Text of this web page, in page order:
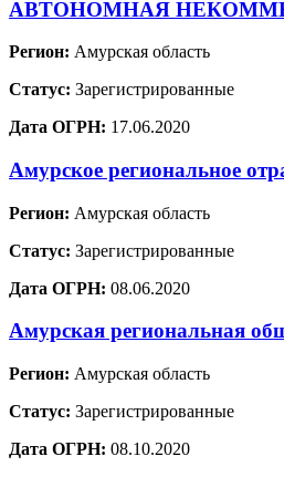
АВТОНОМНАЯ
Регион: Амурская область
Статус: Зарегистрированные
Дата ОГРН: 17.06.2020
Амурское региональное
Регион: Амурская область
Статус: Зарегистрированные
Дата ОГРН: 08.06.2020
Амурская региональная
Регион: Амурская область
Статус: Зарегистрированные
Дата ОГРН: 08.10.2020